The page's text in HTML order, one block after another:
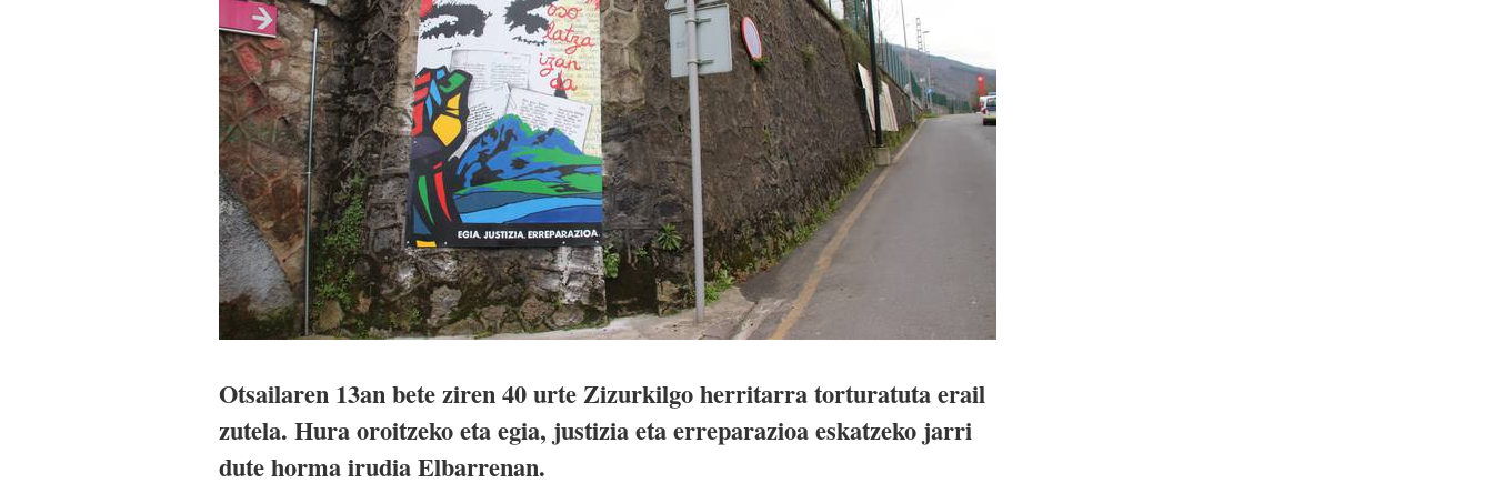
Otsailaren 13an bete ziren 40 urte Zizurkilgo herritarra torturatuta erail
zutela. Hura oroitzeko eta egia, justizia eta erreparazioa eskatzeko jarri
dute horma irudia Elbarrenan.